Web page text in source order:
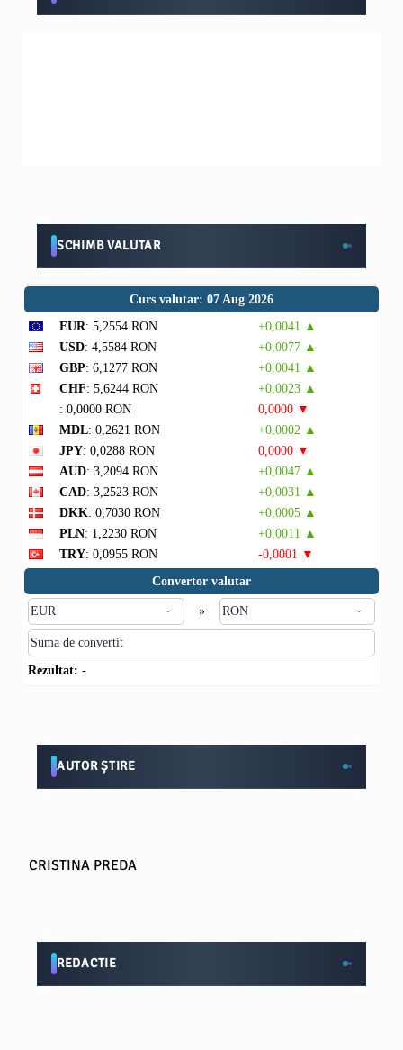
SCHIMB VALUTAR
Curs valutar: 07 Aug 2026
EUR: 5,2554 RON
+0,0041 ▲
USD: 4,5584 RON
+0,0077 ▲
GBP: 6,1277 RON
+0,0041 ▲
CHF: 5,6244 RON
+0,0023 ▲
: 0,0000 RON
0,0000 ▼
MDL: 0,2621 RON
+0,0002 ▲
JPY: 0,0288 RON
0,0000 ▼
AUD: 3,2094 RON
+0,0047 ▲
CAD: 3,2523 RON
+0,0031 ▲
DKK: 0,7030 RON
+0,0005 ▲
PLN: 1,2230 RON
+0,0011 ▲
TRY: 0,0955 RON
-0,0001 ▼
Convertor valutar
»
Rezultat: -
AUTOR ȘTIRE
CRISTINA PREDA
REDACTIE